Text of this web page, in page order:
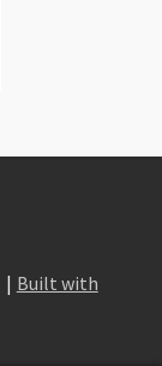
Built with